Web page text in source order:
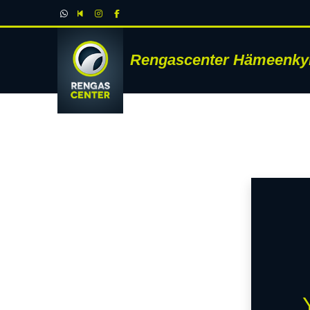
Rengascenter